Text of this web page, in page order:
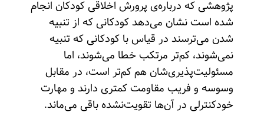
پژوهشی که درباره‌ی پرورش اخلاقی کودکان انجام
شده است نشان می‌دهد کودکانی که از تنبیه
شدن می‌ترسند در قیاس با کودکانی که تنبیه
نمی‌شوند، کم‌تر مرتکب خطا می‌شوند، اما
مسئولیت‌پذیری‌شان هم کم‌تر است، در مقابل
وسوسه و فریب مقاومت کمتری دارند و مهارت
خود‌کنترلی در آن‌ها تقویت‌نشده باقی می‌ماند.